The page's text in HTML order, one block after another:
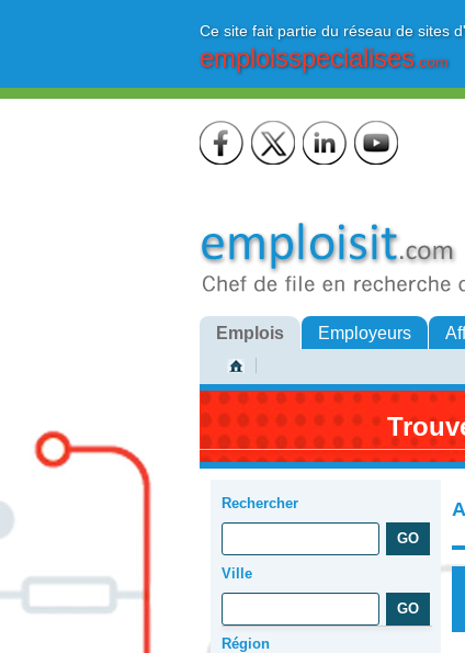
Ce site fait partie du réseau de sites
emploisspecialises.com
Emplois Employeurs
Rechercher
Ville
Région